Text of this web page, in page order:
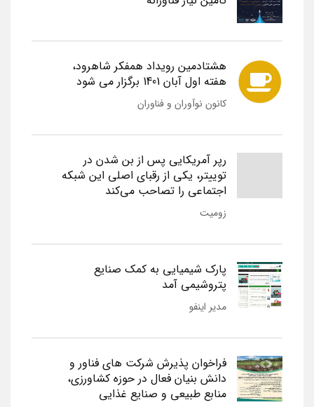
هشتادمین رویداد همفکر شاهرود،
هفته اول آبان 1401 برگزار می شود
کانون نوآوران و فناوران
رپر آمریکایی پس از بن شدن در
توییتر، یکی از رقبای اصلی این شبکه
اجتماعی را تصاحب می‌کند
زومیت
پارک شیمیایی به کمک صنایع
پتروشیمی آمد
مدیر اینفو
فراخوان پذیرش شرکت های فناور و
دانش بنیان فعال در حوزه کشاورزی،
منابع طبیعی و صنایع غذایی